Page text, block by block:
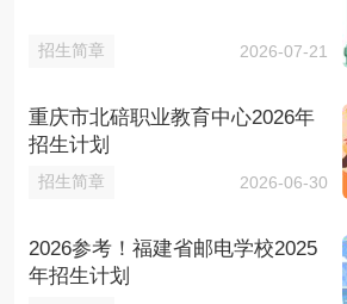
招生简章 2026-07-21
重庆市北碚职业教育中心2026年
招生计划
招生简章 2026-06-30
2026参考！福建省邮电学校2025
年招生计划